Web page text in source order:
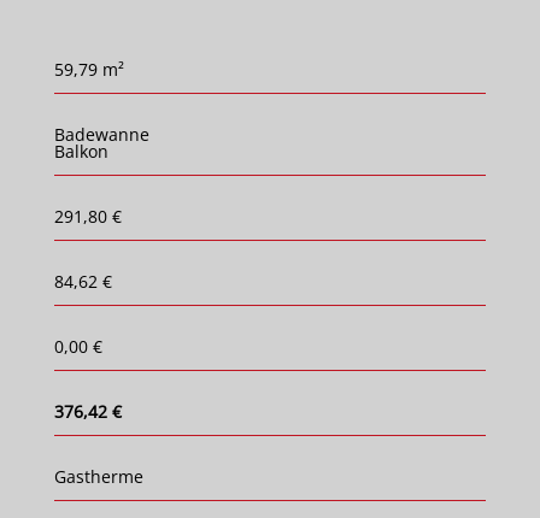
59,79 m²
Badewanne
Balkon
291,80 €
84,62 €
0,00 €
376,42 €
Gastherme